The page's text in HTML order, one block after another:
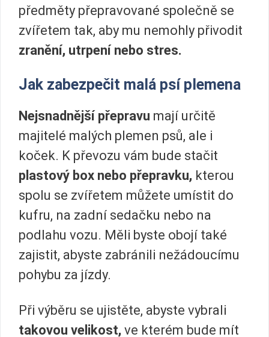
předměty přepravované společně se
zvířetem tak, aby mu nemohly přivodit
zranění, utrpení nebo stres.
Jak zabezpečit malá psí plemena
Nejsnadnější přepravu mají určitě
majitelé malých plemen psů, ale i
koček. K převozu vám bude stačit
plastový box nebo přepravku, kterou
spolu se zvířetem můžete umístit do
kufru, na zadní sedačku nebo na
podlahu vozu. Měli byste obojí také
zajistit, abyste zabránili nežádoucímu
pohybu za jízdy.
Při výběru se ujistěte, abyste vybrali
takovou velikost, ve kterém bude mít